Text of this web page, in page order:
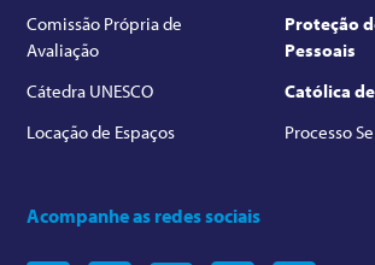
Comissão Própria de
Avaliação
Cátedra UNESCO
Locação de Espaços
Proteção
Pessoais
Católica
Processo
Acompanhe as redes sociais